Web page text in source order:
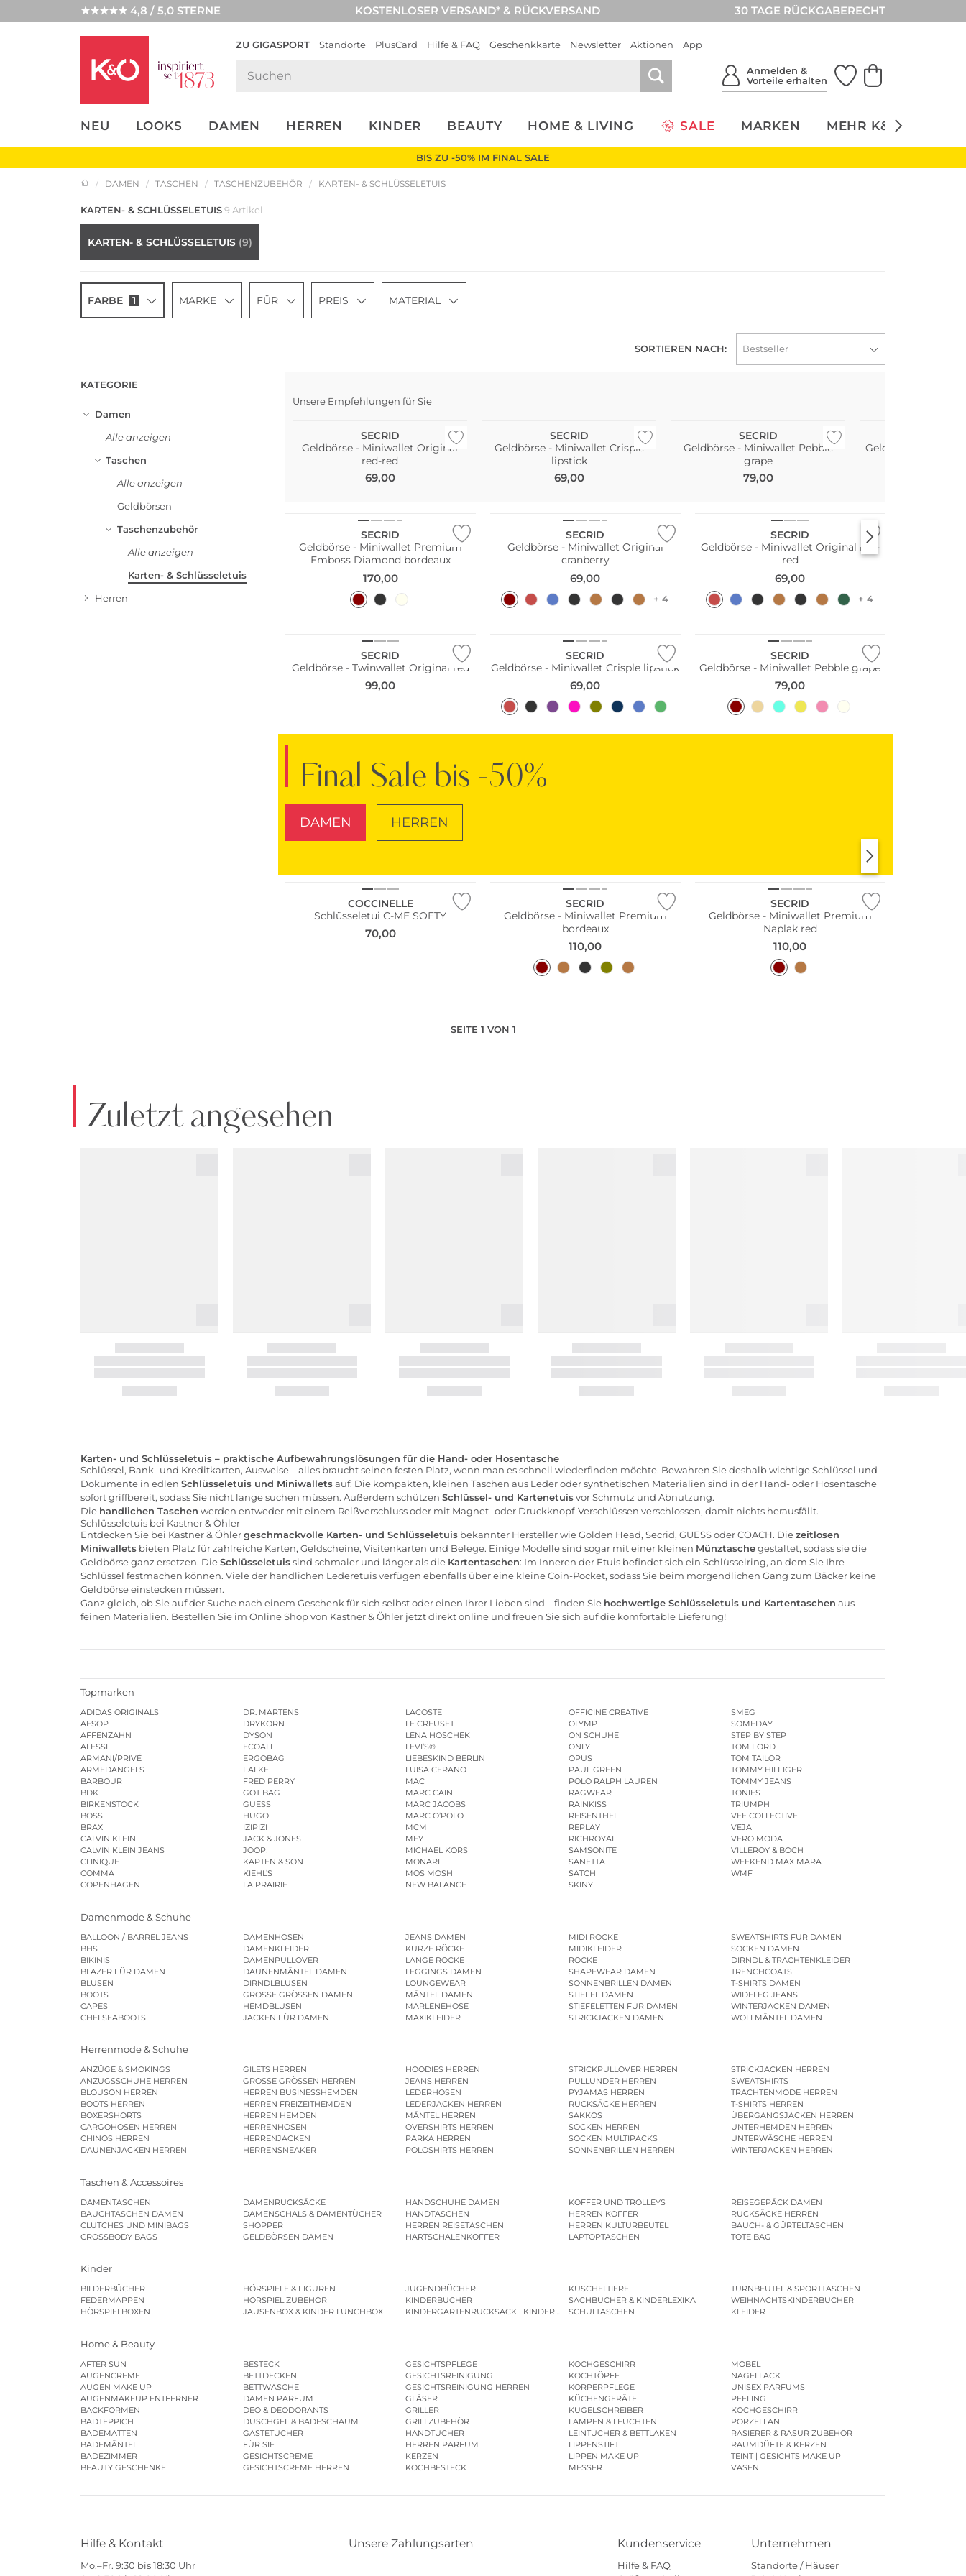
★★★★★ 4,8 / 5,0 STERNE KOSTENLOSER VERSAND* & RÜCKVERSAND 30 TAGE RÜCKGABERECHT
ZU GIGASPORT Standorte PlusCard Hilfe & FAQ Geschenkkarte Newsletter Aktionen App
Anmelden &
Vorteile erhalten
NEU LOOKS DAMEN HERREN KINDER BEAUTY HOME & LIVING SALE MARKEN MEHR K&Ö
UNSERE APP
CLICK &
BIS ZU -50% IM FINAL SALE
DAMEN TASCHEN TASCHENZUBEHÖR KARTEN- & SCHLÜSSELETUIS
KARTEN- & SCHLÜSSELETUIS9 Artikel
KARTEN- & SCHLÜSSELETUIS (9)
FARBE 1 MARKE FÜR PREIS MATERIAL
SORTIEREN NACH:
KATEGORIE
Damen
Alle anzeigen
Taschen
Alle anzeigen
Geldbörsen
Taschenzubehör
Alle anzeigen
Karten- & Schlüsseletuis
Herren
Unsere Empfehlungen für Sie
Nachhaltig
SECRID
Geldbörse - Miniwallet Original
red-red
69,00
SECRID
Geldbörse - Miniwallet Crisple
lipstick
69,00
SECRID
Geldbörse - Miniwallet Pebble
grape
79,00
Geldbörse -
SECRID
Geldbörse - Miniwallet Premium
Emboss Diamond bordeaux
170,00
SECRID
Geldbörse - Miniwallet Original
cranberry
69,00
+ 4
SECRID
Geldbörse - Miniwallet Original red-
red
69,00
+ 4
SECRID
Geldbörse - Twinwallet Original red
99,00
SECRID
Geldbörse - Miniwallet Crisple lipstick
69,00
SECRID
Geldbörse - Miniwallet Pebble grape
79,00
Final Sale bis -50%
DAMEN HERREN
COCCINELLE
Schlüsseletui C-ME SOFTY
70,00
SECRID
Geldbörse - Miniwallet Premium
bordeaux
110,00
SECRID
Geldbörse - Miniwallet Premium
Naplak red
110,00
SEITE 1 VON 1
Zuletzt angesehen
Karten- und Schlüsseletuis – praktische Aufbewahrungslösungen für die Hand- oder Hosentasche
Schlüssel, Bank- und Kreditkarten, Ausweise – alles braucht seinen festen Platz, wenn man es schnell wiederfinden möchte. Bewahren Sie deshalb wichtige Schlüssel und
Dokumente in edlen Schlüsseletuis und Miniwalletsauf. Die kompakten, kleinen Taschen aus Leder oder synthetischen Materialien sind in der Hand- oder Hosentasche
sofort griffbereit, sodass Sie nicht lange suchen müssen. Außerdem schützen Schlüssel- und Kartenetuisvor Schmutz und Abnutzung.
Die handlichen Taschen werden entweder mit einem Reißverschluss oder mit Magnet- oder Druckknopf-Verschlüssen verschlossen, damit nichts herausfällt.
Schlüsseletuis bei Kastner & Öhler
Entdecken Sie bei Kastner & Öhlergeschmackvolle Karten- und Schlüsseletuis bekannter Hersteller wieGolden Head, Secrid, GUESSoderCOACH. Diezeitlosen
Miniwallets bieten Platz für zahlreiche Karten, Geldscheine, Visitenkarten und Belege. Einige Modelle sind sogar mit einer kleinen Münztaschegestaltet, sodass sie die
Geldbörse ganz ersetzen. DieSchlüsseletuissind schmaler und länger als die Kartentaschen: Im Inneren der Etuis befindet sich ein Schlüsselring, an dem Sie Ihre
Schlüssel festmachen können. Viele der handlichen Lederetuis verfügen ebenfalls über eine kleine Coin-Pocket, sodass Sie beim morgendlichen Gang zum Bäcker keine
Geldbörse einstecken müssen.
Ganz gleich, ob Sie auf der Suche nach einem Geschenk für sich selbst oder einen Ihrer Lieben sind – finden Sie hochwertige Schlüsseletuis und Kartentaschen aus
feinen Materialien. Bestellen Sie im Online Shop von Kastner & Öhler jetzt direkt online und freuen Sie sich auf die komfortable Lieferung!
Topmarken
ADIDAS ORIGINALS
AESOP
AFFENZAHN
ALESSI
ARMANI/PRIVÉ
ARMEDANGELS
BARBOUR
BDK
BIRKENSTOCK
BOSS
BRAX
CALVIN KLEIN
CALVIN KLEIN JEANS
CLINIQUE
COMMA
COPENHAGEN
DR. MARTENS
DRYKORN
DYSON
ECOALF
ERGOBAG
FALKE
FRED PERRY
GOT BAG
GUESS
HUGO
IZIPIZI
JACK & JONES
JOOP!
KAPTEN & SON
KIEHL’S
LA PRAIRIE
LACOSTE
LE CREUSET
LENA HOSCHEK
LEVI’S®
LIEBESKIND BERLIN
LUISA CERANO
MAC
MARC CAIN
MARC JACOBS
MARC O’POLO
MCM
MEY
MICHAEL KORS
MONARI
MOS MOSH
NEW BALANCE
OFFICINE CREATIVE
OLYMP
ON SCHUHE
ONLY
OPUS
PAUL GREEN
POLO RALPH LAUREN
RAGWEAR
RAINKISS
REISENTHEL
REPLAY
RICHROYAL
SAMSONITE
SANETTA
SATCH
SKINY
SMEG
SOMEDAY
STEP BY STEP
TOM FORD
TOM TAILOR
TOMMY HILFIGER
TOMMY JEANS
TONIES
TRIUMPH
VEE COLLECTIVE
VEJA
VERO MODA
VILLEROY & BOCH
WEEKEND MAX MARA
WMF
Damenmode & Schuhe
BALLOON / BARREL JEANS
BHS
BIKINIS
BLAZER FÜR DAMEN
BLUSEN
BOOTS
CAPES
CHELSEABOOTS
DAMENHOSEN
DAMENKLEIDER
DAMENPULLOVER
DAUNENMÄNTEL DAMEN
DIRNDLBLUSEN
GROSSE GRÖSSEN DAMEN
HEMDBLUSEN
JACKEN FÜR DAMEN
JEANS DAMEN
KURZE RÖCKE
LANGE RÖCKE
LEGGINGS DAMEN
LOUNGEWEAR
MÄNTEL DAMEN
MARLENEHOSE
MAXIKLEIDER
MIDI RÖCKE
MIDIKLEIDER
RÖCKE
SHAPEWEAR DAMEN
SONNENBRILLEN DAMEN
STIEFEL DAMEN
STIEFELETTEN FÜR DAMEN
STRICKJACKEN DAMEN
SWEATSHIRTS FÜR DAMEN
SOCKEN DAMEN
DIRNDL & TRACHTENKLEIDER
TRENCHCOATS
T-SHIRTS DAMEN
WIDELEG JEANS
WINTERJACKEN DAMEN
WOLLMÄNTEL DAMEN
Herrenmode & Schuhe
ANZÜGE & SMOKINGS
ANZUGSSCHUHE HERREN
BLOUSON HERREN
BOOTS HERREN
BOXERSHORTS
CARGOHOSEN HERREN
CHINOS HERREN
DAUNENJACKEN HERREN
GILETS HERREN
GROSSE GRÖSSEN HERREN
HERREN BUSINESSHEMDEN
HERREN FREIZEITHEMDEN
HERREN HEMDEN
HERRENHOSEN
HERRENJACKEN
HERRENSNEAKER
HOODIES HERREN
JEANS HERREN
LEDERHOSEN
LEDERJACKEN HERREN
MÄNTEL HERREN
OVERSHIRTS HERREN
PARKA HERREN
POLOSHIRTS HERREN
STRICKPULLOVER HERREN
PULLUNDER HERREN
PYJAMAS HERREN
RUCKSÄCKE HERREN
SAKKOS
SOCKEN HERREN
SOCKEN MULTIPACKS
SONNENBRILLEN HERREN
STRICKJACKEN HERREN
SWEATSHIRTS
TRACHTENMODE HERREN
T-SHIRTS HERREN
ÜBERGANGSJACKEN HERREN
UNTERHEMDEN HERREN
UNTERWÄSCHE HERREN
WINTERJACKEN HERREN
Taschen & Accessoires
DAMENTASCHEN
BAUCHTASCHEN DAMEN
CLUTCHES UND MINIBAGS
CROSSBODY BAGS
DAMENRUCKSÄCKE
DAMENSCHALS & DAMENTÜCHER
SHOPPER
GELDBÖRSEN DAMEN
HANDSCHUHE DAMEN
HANDTASCHEN
HERREN REISETASCHEN
HARTSCHALENKOFFER
KOFFER UND TROLLEYS
HERREN KOFFER
HERREN KULTURBEUTEL
LAPTOPTASCHEN
REISEGEPÄCK DAMEN
RUCKSÄCKE HERREN
BAUCH- & GÜRTELTASCHEN
TOTE BAG
Kinder
BILDERBÜCHER
FEDERMAPPEN
HÖRSPIELBOXEN
HÖRSPIELE & FIGUREN
HÖRSPIEL ZUBEHÖR
JAUSENBOX & KINDER LUNCHBOX
JUGENDBÜCHER
KINDERBÜCHER
KINDERGARTENRUCKSACK | KINDERGARTENBEUTEL
KUSCHELTIERE
SACHBÜCHER & KINDERLEXIKA
SCHULTASCHEN
TURNBEUTEL & SPORTTASCHEN
WEIHNACHTSKINDERBÜCHER
KLEIDER
Home & Beauty
AFTER SUN
AUGENCREME
AUGEN MAKE UP
AUGENMAKEUP ENTFERNER
BACKFORMEN
BADTEPPICH
BADEMATTEN
BADEMÄNTEL
BADEZIMMER
BEAUTY GESCHENKE
BESTECK
BETTDECKEN
BETTWÄSCHE
DAMEN PARFUM
DEO & DEODORANTS
DUSCHGEL & BADESCHAUM
GÄSTETÜCHER
FÜR SIE
GESICHTSCREME
GESICHTSCREME HERREN
GESICHTSPFLEGE
GESICHTSREINIGUNG
GESICHTSREINIGUNG HERREN
GLÄSER
GRILLER
GRILLZUBEHÖR
HANDTÜCHER
HERREN PARFUM
KERZEN
KOCHBESTECK
KOCHGESCHIRR
KOCHTÖPFE
KÖRPERPFLEGE
KÜCHENGERÄTE
KUGELSCHREIBER
LAMPEN & LEUCHTEN
LEINTÜCHER & BETTLAKEN
LIPPENSTIFT
LIPPEN MAKE UP
MESSER
MÖBEL
NAGELLACK
UNISEX PARFUMS
PEELING
KOCHGESCHIRR
PORZELLAN
RASIERER & RASUR ZUBEHÖR
RAUMDÜFTE & KERZEN
TEINT | GESICHTS MAKE UP
VASEN
Hilfe & Kontakt
Mo.–Fr. 9:30 bis 18:30 Uhr
Kundenservice
Hilfe & FAQ
Unternehmen
Standorte / Häuser
Unsere Zahlungsarten